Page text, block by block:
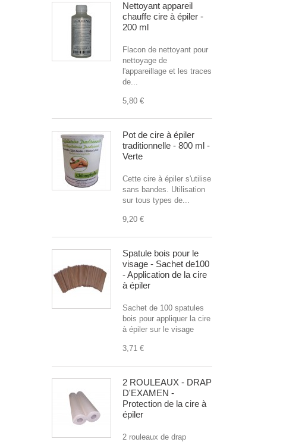
Nettoyant appareil
chauffe cire à épiler -
200 ml
Flacon de nettoyant pour
nettoyage de
l'appareillage et les traces
de...
5,80 €
Pot de cire à épiler
traditionnelle - 800 ml -
Verte
Cette cire à épiler s'utilise
sans bandes. Utilisation
sur tous types de...
9,20 €
Spatule bois pour le
visage - Sachet de100
- Application de la cire
à épiler
Sachet de 100 spatules
bois pour appliquer la cire
à épiler sur le visage
3,71 €
2 ROULEAUX - DRAP
D'EXAMEN -
Protection de la cire à
épiler
2 rouleaux de drap